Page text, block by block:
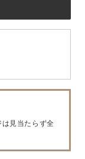
見当たらず全